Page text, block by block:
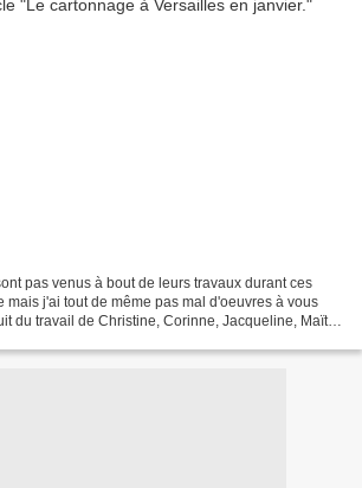
pas venus à bout de leurs travaux durant ces
mais j'ai tout de même pas mal d'oeuvres à vous
du travail de Christine, Corinne, Jacqueline, Maïté,